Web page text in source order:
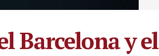
Barcelona y el